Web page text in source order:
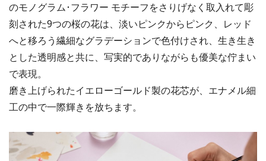
のモノグラム･フラワー モチーフをさりげなく取入れて彫
刻された9つの桜の花は、淡いピンクからピンク、レッド
へと移ろう繊細なグラデーションで色付けされ、生き生き
とした透明感と共に、写実的でありながらも優美な佇まい
で表現。
磨き上げられたイエローゴールド製の花芯が、エナメル細
工の中で一際輝きを放ちます。